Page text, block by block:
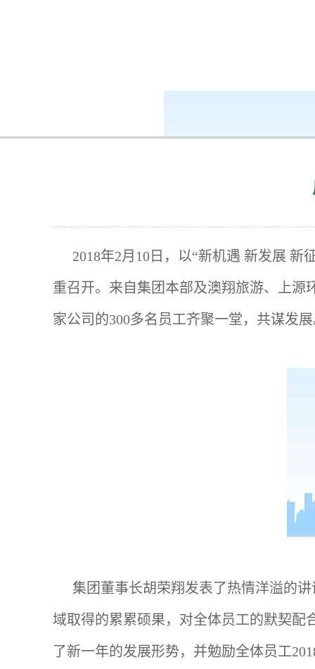
2018年2月10日，以“新机遇 新发展
重召开。来自集团本部及澳翔旅游、上源
家公司的300多名员工齐聚一堂，共谋发
集团董事长胡荣翔发表了热情洋溢的
域取得的累累硕果，对全体员工的默契
了新一年的发展形势，并勉励全体员工